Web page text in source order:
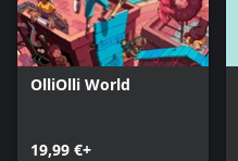
OlliOlli World
19,99 €+